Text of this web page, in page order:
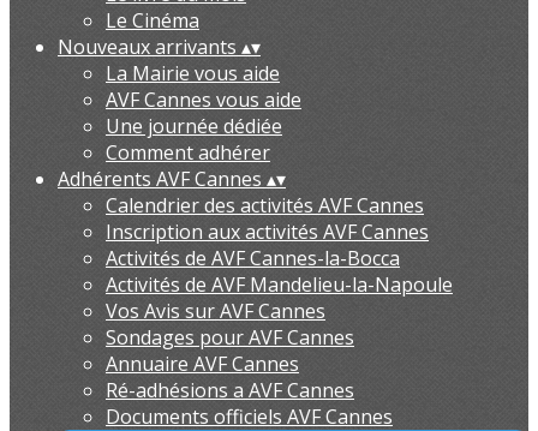
Le Cinéma
Nouveaux arrivants ▴▾
La Mairie vous aide
AVF Cannes vous aide
Une journée dédiée
Comment adhérer
Adhérents AVF Cannes ▴▾
Calendrier des activités AVF Cannes
Inscription aux activités AVF Cannes
Activités de AVF Cannes-la-Bocca
Activités de AVF Mandelieu-la-Napoule
Vos Avis sur AVF Cannes
Sondages pour AVF Cannes
Annuaire AVF Cannes
Ré-adhésions a AVF Cannes
Documents officiels AVF Cannes